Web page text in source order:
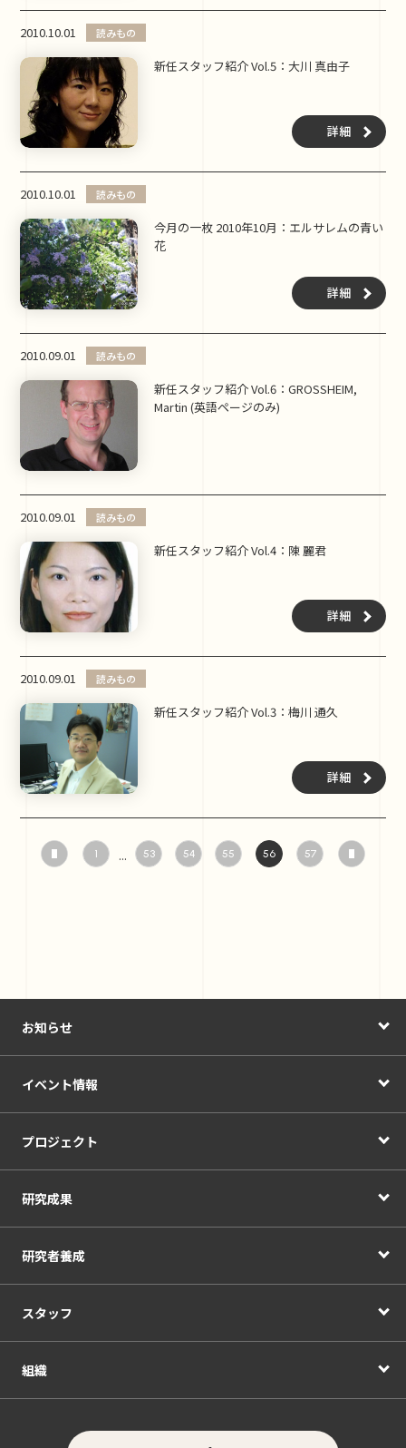
2010.10.01 読みもの
新任スタッフ紹介 Vol.5：大川 真由子
詳細
2010.10.01 読みもの
今月の一枚 2010年10月：エルサレムの青い
花
詳細
2010.09.01 読みもの
新任スタッフ紹介 Vol.6：GROSSHEIM,
Martin (英語ページのみ)
2010.09.01 読みもの
新任スタッフ紹介 Vol.4：陳 麗君
詳細
2010.09.01 読みもの
新任スタッフ紹介 Vol.3：梅川 通久
詳細
1 ... 53 54 55 56 57
お知らせ
イベント情報
プロジェクト
研究成果
研究者養成
スタッフ
組織